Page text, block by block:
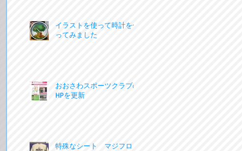
イラストを使って時計を作
ってみました
おおさわスポーツクラブの
HPを更新
特殊なシート マジフロッ